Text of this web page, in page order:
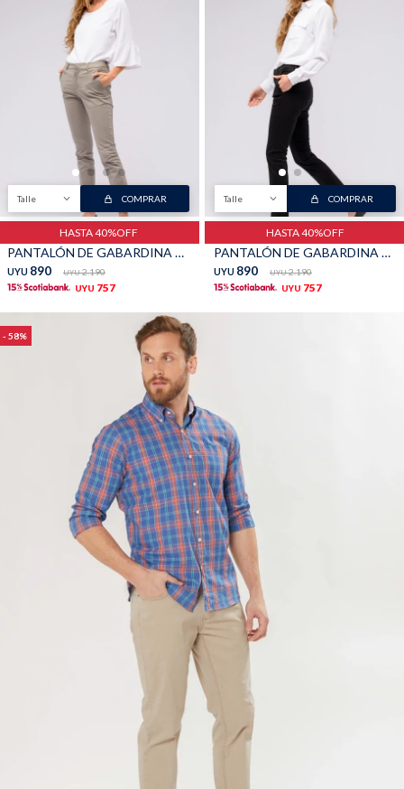
Talle COMPRAR
HASTA 40%OFF
PANTALÓN DE GABARDINA CLÁSICO - Khaki
UYU 890 UYU 2.190
UYU 757
Talle COMPRAR
HASTA 40%OFF
PANTALÓN DE GABARDINA CLÁSICO - Negro
UYU 890 UYU 2.190
UYU 757
58
Bolsos y valijas Accesorios
TALLES GRANDES Uniformes empresariales
Quiero ser parte
Uniformes empresariales
Juntá puntos Friends
Cómo comprar
Envíos, cambios y devoluciones